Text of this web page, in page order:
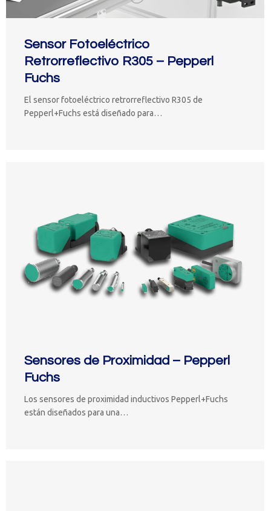
Sensor Fotoeléctrico
Retrorreflectivo R305 – Pepperl
Fuchs
El sensor fotoeléctrico retrorreflectivo R305 de
Pepperl+Fuchs está diseñado para…
Sensores de Proximidad – Pepperl
Fuchs
Los sensores de proximidad inductivos Pepperl+Fuchs
están diseñados para una…